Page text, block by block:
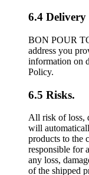
6.4 Delivery
BON POUR
address you
information on
Policy.
6.5 Risks.
All risk of loss,
will
products to the
responsible for
any loss,
of the shipped